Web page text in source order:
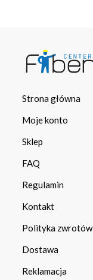
Strona główna
Moje konto
Sklep
FAQ
Regulamin
Kontakt
Polityka zwrotów
Dostawa
Reklamacja